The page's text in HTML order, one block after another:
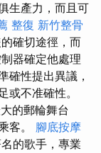
生產力，而且可
整復 新竹整骨
確切途徑，而
器確定他處理
確性提出異議，
或不准確性。
的郵輪舞台
客。 腳底按摩
的歌手，專業